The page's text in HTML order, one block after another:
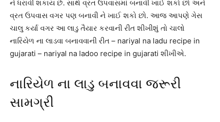
ને ધરાવી શકાય છે. સાથે વ્રત ઉપવાસમાં બનાવી ખાઈ શકો છો અને
વ્રત ઉપવાસ વગર પણ બનાવી ને ખાઈ શકો છો. આજ આપણે ગેસ
ચાલુ કર્યા વગર આ લાડુ તૈયાર કરવાની રીત શીખીશું તો ચાલો
નારિયેળ ના લાડવા બનાવવાની રીત – nariyal na ladu recipe in
gujarati – nariyal na ladoo recipe in gujarati શીખીએ.
નારિયેળ ના લાડુ બનાવવા જરૂરી
સામગ્રી